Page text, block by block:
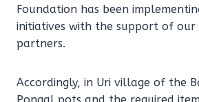
Foundation has been
initiatives with the support of our
partners.
Accordingly, in Uri village of the